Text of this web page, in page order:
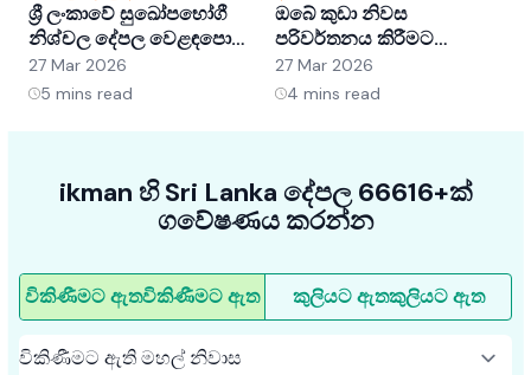
ශ්‍රී ලංකාවේ සුඛෝපභෝගී
නිශ්චල දේපල වෙළඳපොළ
අවබෝධ කර ගැනීම:
අවස්ථා සහ ප්‍රවණතා
27 Mar 2026
5 mins read
ඔබේ කුඩා නිවස
පරිවර්තනය කිරීමට
අභ්‍යන්තර සැලසුම් හක්ක
5ක්
27 Mar 2026
4 mins read
ikman හි Sri Lanka දේපල 66616+ක්
ගවේෂණය කරන්න
විකිණීමට ඇතවිකිණීමට ඇත කුලියට ඇතකුලියට ඇත